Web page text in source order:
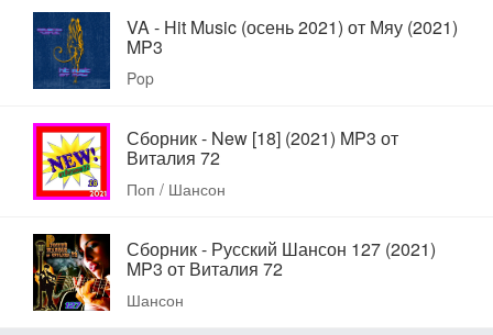
VA - Hit Music (осень 2021) от Мяу (2021)
MP3
Pop
Сборник - New [18] (2021) MP3 от
Виталия 72
Поп / Шансон
Сборник - Русский Шансон 127 (2021)
MP3 от Виталия 72
Шансон